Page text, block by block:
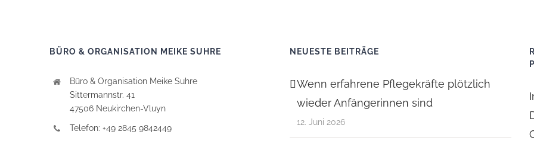
BÜRO & ORGANISATION MEIKE SUHRE
Büro & Organisation Meike Suhre
Sittermannstr. 41
47506 Neukirchen-Vluyn
Telefon: +49 2845 9842449
NEUESTE BEITRÄGE
Wenn erfahrene Pflegekräfte plötzlich
wieder Anfängerinnen sind
12. Juni 2026